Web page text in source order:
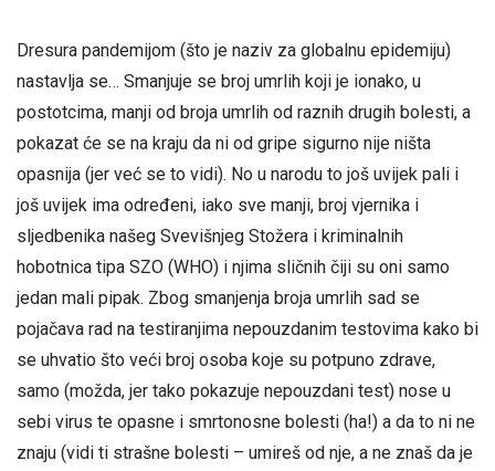
Dresura pandemijom (što je naziv za globalnu epidemiju)
nastavlja se… Smanjuje se broj umrlih koji je ionako, u
postotcima, manji od broja umrlih od raznih drugih bolesti, a
pokazat će se na kraju da ni od gripe sigurno nije ništa
opasnija (jer već se to vidi). No u narodu to još uvijek pali i
još uvijek ima određeni, iako sve manji, broj vjernika i
sljedbenika našeg Svevišnjeg Stožera i kriminalnih
hobotnica tipa SZO (WHO) i njima sličnih čiji su oni samo
jedan mali pipak. Zbog smanjenja broja umrlih sad se
pojačava rad na testiranjima nepouzdanim testovima kako bi
se uhvatio što veći broj osoba koje su potpuno zdrave,
samo (možda, jer tako pokazuje nepouzdani test) nose u
sebi virus te opasne i smrtonosne bolesti (ha!) a da to ni ne
znaju (vidi ti strašne bolesti – umireš od nje, a ne znaš da je